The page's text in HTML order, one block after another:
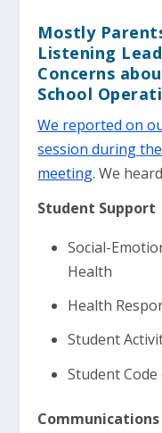
Mostly
Listening
Concerns
School
We reported on
session during
meeting. We
Student Support
Social-
Health
Health
Student
Student